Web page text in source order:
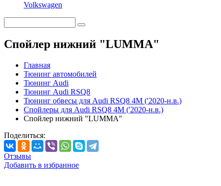
Volkswagen
Спойлер нижний "LUMMA"
Главная
Тюнинг автомобилей
Тюнинг Audi
Тюнинг Audi RSQ8
Тюнинг обвесы для Audi RSQ8 4M ('2020-н.в.)
Спойлеры для Audi RSQ8 4M ('2020-н.в.)
Спойлер нижний "LUMMA"
Поделиться:
Отзывы
Добавить в избранное